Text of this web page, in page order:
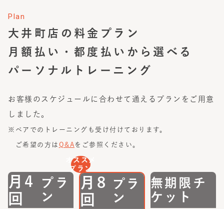
大井町店 の料金プラン
月額払い・都度払いから選べる
パーソナルトレーニング
Plan
お客様のスケジュールに合わせて通えるプランをご用意
しました。
※ペアでのトレーニングも受け付けております。
ご希望の方は Q&Aをご参照ください。
月4
回
プラ
ン
オススメ
プラン
月8
回
プラ
ン
無期限チ
ケット